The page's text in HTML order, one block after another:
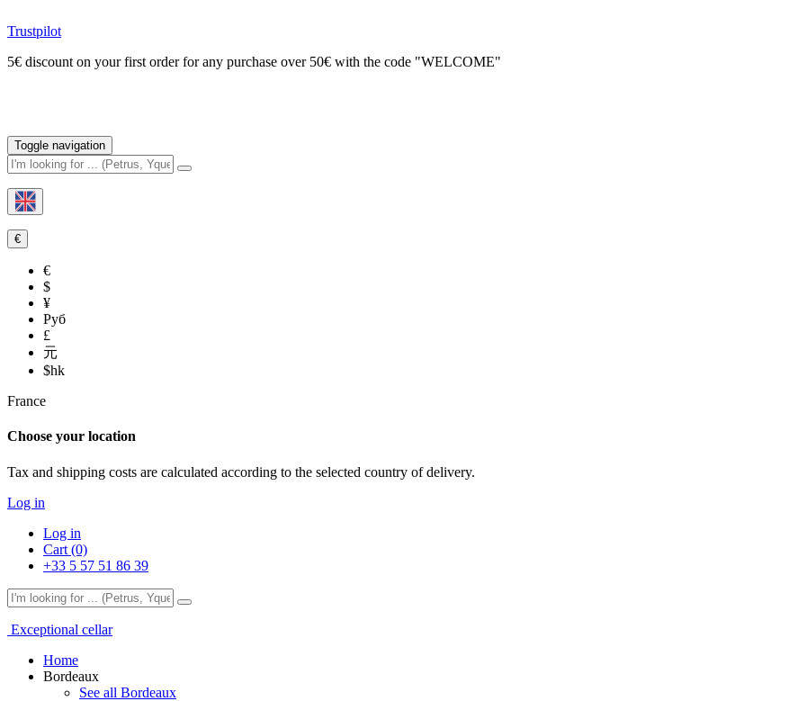
Trustpilot
5€ discount on your first order for any purchase over 50€ with the code "WELCOME"
Toggle navigation
€
€
$
¥
Руб
£
元
$hk
France
Choose your location
Tax and shipping costs are calculated according to the selected country of delivery.
Log in
Log in
Cart (0)
+33 5 57 51 86 39
Exceptional cellar
Home
Bordeaux
See all Bordeaux